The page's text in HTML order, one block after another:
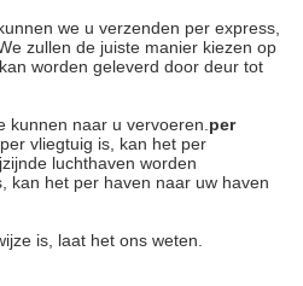
kunnen we u verzenden per express,
zullen de juiste manier kiezen op
worden geleverd door deur tot
kunnen naar u vervoeren. per
vliegtuig is, kan het per
luchthaven worden
kan het per haven naar uw haven
is, laat het ons weten.